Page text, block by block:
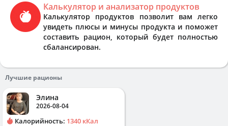
Калькулятор и анализатор продуктов
Калькулятор продуктов позволит вам легко
увидеть плюсы и минусы продукта и поможет
составить рацион, который будет полностью
сбалансирован.
Лучшие рационы
Элина
2026-08-04
Калорийность: 1340 кКал